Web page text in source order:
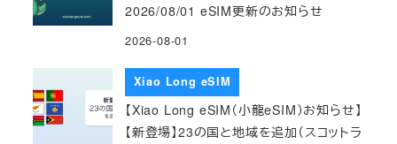
2026/08/01 eSIM更新のお知らせ
2026-08-01
Xiao Long eSIM
【Xiao Long eSIM（小龍eSIM）お知らせ】
【新登場】23の国と地域を追加（スコットラ